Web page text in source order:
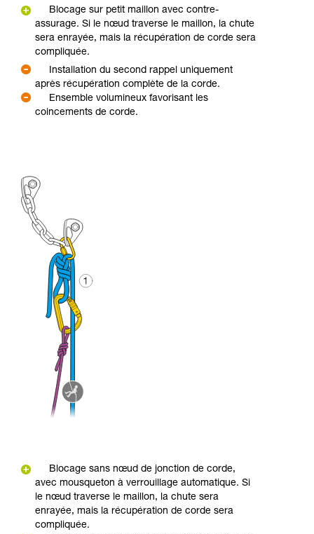
Blocage sur petit maillon avec contre-
assurage. Si le nœud traverse le maillon, la chute
sera enrayée, mais la récupération de corde sera
compliquée.
Installation du second rappel uniquement
après récupération complète de la corde.
Ensemble volumineux favorisant les
coincements de corde.
Blocage sans nœud de jonction de corde,
avec mousqueton à verrouillage automatique. Si
le nœud traverse le maillon, la chute sera
enrayée, mais la récupération de corde sera
compliquée.